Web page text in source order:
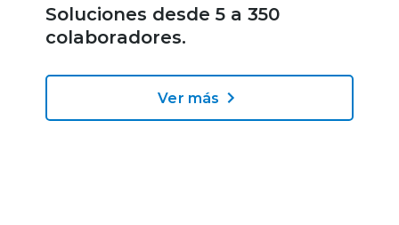
modo claro
Soluciones desde 5 a 350
colaboradores.
Ver más